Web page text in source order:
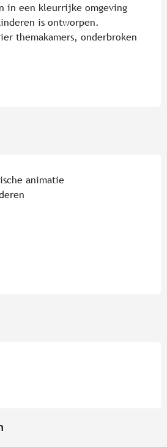
in een kleurrijke omgeving
is ontworpen.
themakamers, onderbroken
animatie